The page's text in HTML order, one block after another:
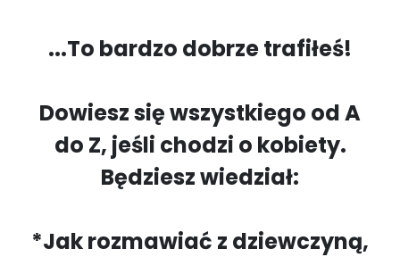
...To bardzo dobrze trafiłeś!
Dowiesz się wszystkiego od A
do Z, jeśli chodzi o kobiety.
Będziesz wiedział:
*Jak rozmawiać z dziewczyną,